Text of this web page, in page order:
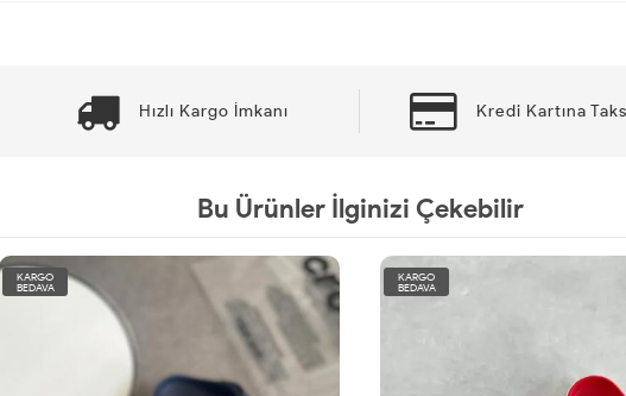
Hızlı Kargo İmkanı Kredi Kartına
Bu Ürünler İlginizi Çekebilir
KARGO
BEDAVA
KARGO
BEDAVA